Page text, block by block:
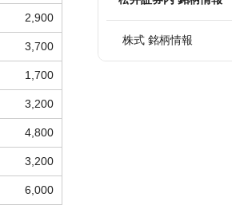
2,900
3,700
1,700
3,200
4,800
3,200
6,000
株式 銘柄情報